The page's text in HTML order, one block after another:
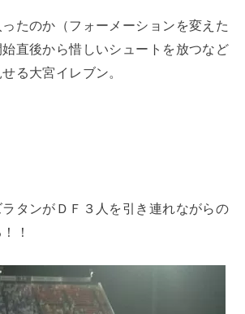
たのか（フォーメーションを変えた
直後から惜しいシュートを放つなど
る大宮イレブン。
タンがＤＦ３人を引き連れながらの
！